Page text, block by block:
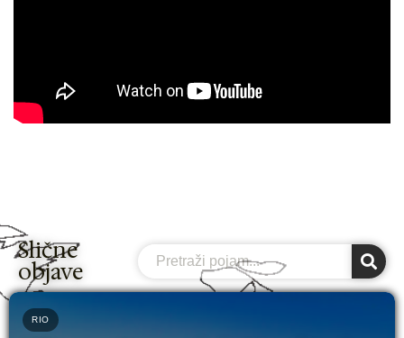
Slične
objave
RIO